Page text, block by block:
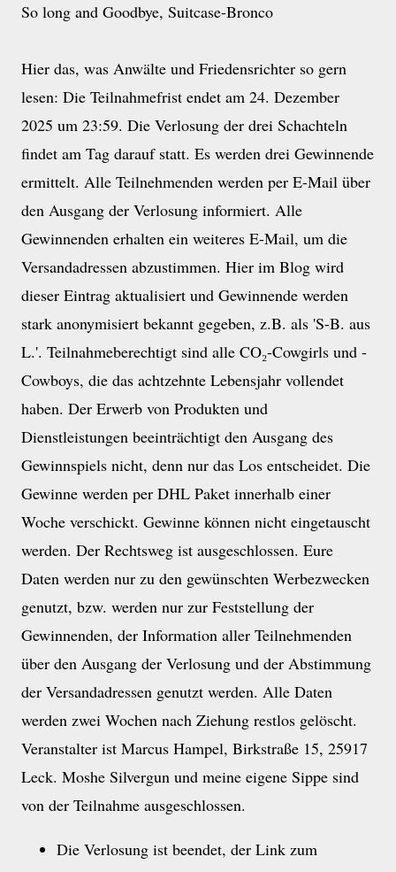
So long and Goodbye, Suitcase-Bronco
Hier das, was Anwälte und Friedensrichter so gern
lesen: Die Teilnahmefrist endet am 24. Dezember
2025 um 23:59. Die Verlosung der drei Schachteln
findet am Tag darauf statt. Es werden drei Gewinnende
ermittelt. Alle Teilnehmenden werden per E-Mail über
den Ausgang der Verlosung informiert. Alle
Gewinnenden erhalten ein weiteres E-Mail, um die
Versandadressen abzustimmen. Hier im Blog wird
dieser Eintrag aktualisiert und Gewinnende werden
stark anonymisiert bekannt gegeben, z.B. als 'S-B. aus
L.'. Teilnahmeberechtigt sind alle CO₂-Cowgirls und -
Cowboys, die das achtzehnte Lebensjahr vollendet
haben. Der Erwerb von Produkten und
Dienstleistungen beeinträchtigt den Ausgang des
Gewinnspiels nicht, denn nur das Los entscheidet. Die
Gewinne werden per DHL Paket innerhalb einer
Woche verschickt. Gewinne können nicht eingetauscht
werden. Der Rechtsweg ist ausgeschlossen. Eure
Daten werden nur zu den gewünschten Werbezwecken
genutzt, bzw. werden nur zur Feststellung der
Gewinnenden, der Information aller Teilnehmenden
über den Ausgang der Verlosung und der Abstimmung
der Versandadressen genutzt werden. Alle Daten
werden zwei Wochen nach Ziehung restlos gelöscht.
Veranstalter ist Marcus Hampel, Birkstraße 15, 25917
Leck. Moshe Silvergun und meine eigene Sippe sind
von der Teilnahme ausgeschlossen.
Die Verlosung ist beendet, der Link zum